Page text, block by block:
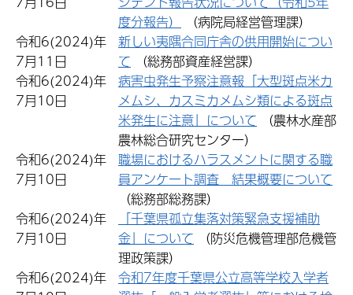
度分報告）
（病院局経営管理課）
令和6(2024)年
7月11日
新しい夷隅合同庁舎の供用開始につい
て （総務部資産経営課）
令和6(2024)年
7月10日
病害虫発生予察注意報「大型斑点米カ
メムシ、カスミカメムシ類による斑点
米発生に注意」について （農林水産部
農林総合研究センター）
令和6(2024)年
7月10日
職場におけるハラスメントに関する職
員アンケート調査 結果概要について
（総務部総務課）
令和6(2024)年
7月10日
「千葉県孤立集落対策緊急支援補助
金」について （防災危機管理部危機管
理政策課）
令和6(2024)年 令和7年度千葉県公立高等学校入学者